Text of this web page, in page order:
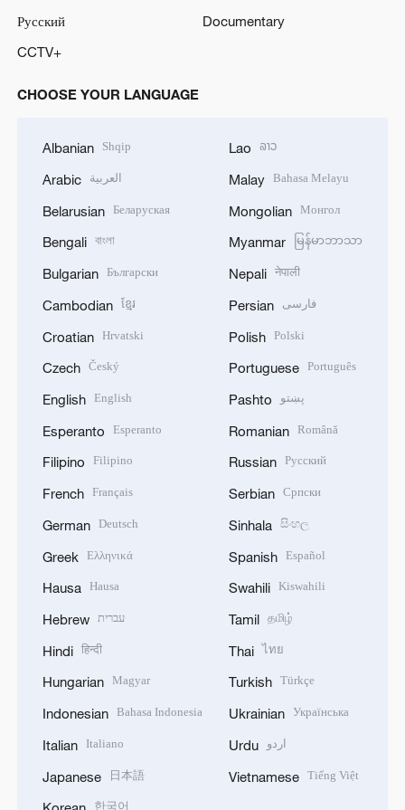
Русский
Documentary
CCTV+
CHOOSE YOUR LANGUAGE
Albanian Shqip
Arabic العربية
Belarusian Беларуская
Bengali বাংলা
Bulgarian Български
Cambodian ខ្មែរ
Croatian Hrvatski
Czech Český
English English
Esperanto Esperanto
Filipino Filipino
French Français
German Deutsch
Greek Ελληνικά
Hausa Hausa
Hebrew עברית
Hindi हिन्दी
Hungarian Magyar
Indonesian Bahasa Indonesia
Italian Italiano
Japanese 日本語
Lao ລາວ
Malay Bahasa Melayu
Mongolian Монгол
Myanmar မြန်မာဘာသာ
Nepali नेपाली
Persian فارسی
Polish Polski
Portuguese Português
Pashto پښتو
Romanian Română
Russian Русский
Serbian Српски
Sinhala සිංහල
Spanish Español
Swahili Kiswahili
Tamil தமிழ்
Thai ไทย
Turkish Türkçe
Ukrainian Українська
Urdu اردو
Vietnamese Tiếng Việt